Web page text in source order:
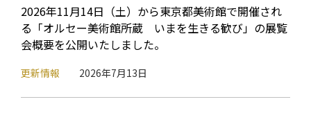
2026年11月14日（土）から東京都美術館で開催され
る「オルセー美術館所蔵 いまを生きる歓び」の展覧
会概要を公開いたしました。
更新情報 2026年7月13日